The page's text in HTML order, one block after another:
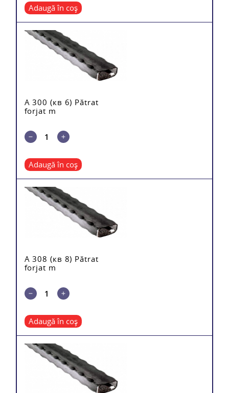
Adaugă în coș
A 300 (кв 6) Pătrat
forjat m
Adaugă în coș
A 308 (кв 8) Pătrat
forjat m
Adaugă în coș